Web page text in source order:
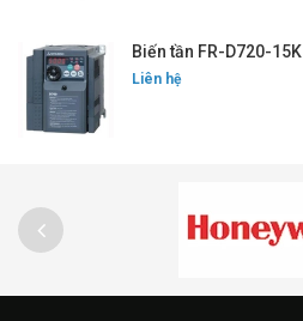
Biến tần FR-D720-15K
Liên hệ